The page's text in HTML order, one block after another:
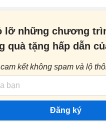
lỡ những chương
quà tặng hấp dẫn
kết không spam và lộ
Đăng ký